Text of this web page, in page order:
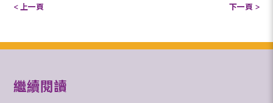
< 上一頁 下一頁 >
繼續閱讀